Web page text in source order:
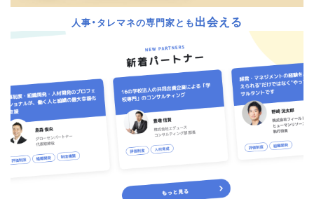
人事・タレマネの専門家とも出会える